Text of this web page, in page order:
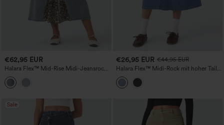
€62,95 EUR
Halara Flex™ Mid-Rise Midi-Jeansrock
im A-Linien-Schnitt mit
kontrastierendem Leoparden-Mesh und
Taschen
€26,95 EUR €44,95 EUR
Halara Flex™ Midi-Rock mit hoher Taille
aus verwaschenem Denim mit Taschen
— lässige A-Linien-Form
Sale